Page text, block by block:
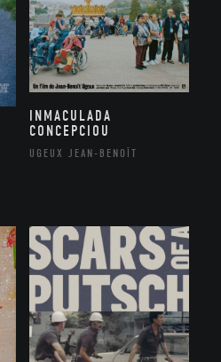
INMACULADA
CONCEPCIOU
UGEUX JEAN-BENOÎT